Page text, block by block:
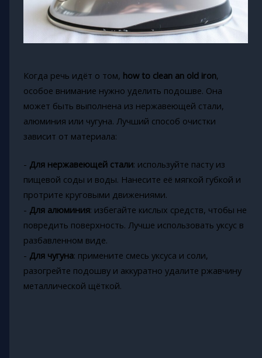
Когда речь идёт о том, how to clean an old iron,
особое внимание нужно уделить подошве. Она
может быть выполнена из нержавеющей стали,
алюминия или чугуна. Лучший способ очистки
зависит от материала:
- Для нержавеющей стали: используйте пасту из
пищевой соды и воды. Нанесите её мягкой губкой и
протрите круговыми движениями.
- Для алюминия: избегайте кислых средств, чтобы не
повредить поверхность. Лучше использовать уксус в
разбавленном виде.
- Для чугуна: примените смесь уксуса и соли,
разогрейте подошву и аккуратно удалите ржавчину
металлической щёткой.